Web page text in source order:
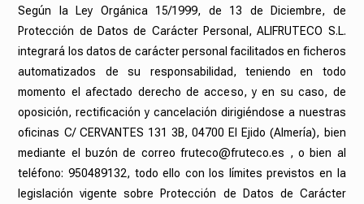
Según la Ley Orgánica 15/1999, de 13 de Diciembre, de
Protección de Datos de Carácter Personal, ALIFRUTECO S.L.
integrará los datos de carácter personal facilitados en ficheros
automatizados de su responsabilidad, teniendo en todo
momento el afectado derecho de acceso, y en su caso, de
oposición, rectificación y cancelación dirigiéndose a nuestras
oficinas C/ CERVANTES 131 3B, 04700 El Ejido (Almería), bien
mediante el buzón de correo fruteco@fruteco.es , o bien al
teléfono: 950489132, todo ello con los límites previstos en la
legislación vigente sobre Protección de Datos de Carácter